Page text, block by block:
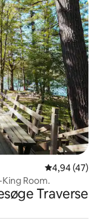
4,94 ud af 5 i
4,94 (47)
Room.
Traverse